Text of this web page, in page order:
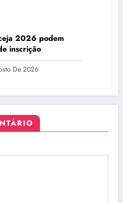
2026 podem
inscrição
De 2026